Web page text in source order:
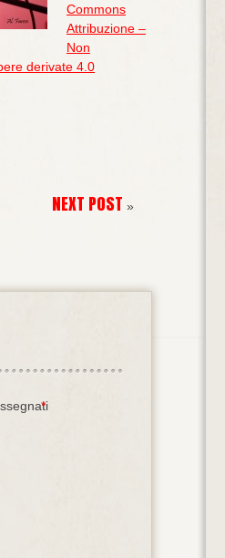
Commons
Attribuzione –
Non
derivate 4.0
NEXT POST »
*